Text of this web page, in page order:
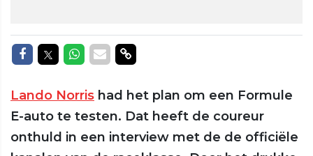
Delen op Facebook
Delen op Twitter
Delen op Whatsapp
Delen via Mail
Delen via link
Lando Norris had het plan om een Formule
E-auto te testen. Dat heeft de coureur
onthuld in een interview met de de officiële